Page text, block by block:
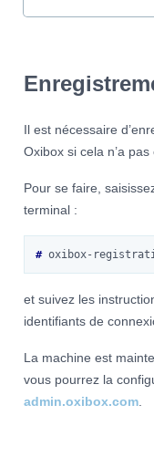
Il est nécessaire
Oxibox si cela n’a
Pour se faire,
terminal :
#
et suivez les
identifiants de
La machine est
vous pourrez la
admin.oxibox.com.